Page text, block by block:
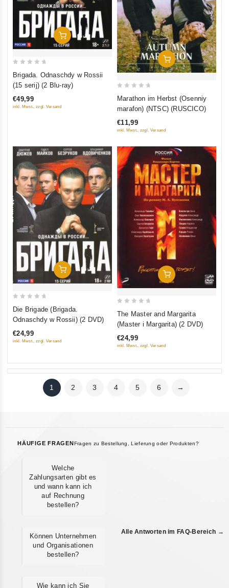
In Den Warenkorb
out
5
Brigada. Odnaschdy w Rossii
(15 serij) (2 Blu-ray)
€49,99
inkl. Mwst., zzgl. Versand
In Den Warenkorb
5
Marathon im Herbst (Osenniy
marafon) (NTSC) (RUSCICO)
€11,99
inkl. Mwst., zzgl. Versand
In Den Warenkorb
5
Die Brigade (Brigada.
Odnaschdy w Rossii) (2 DVD)
€24,99
inkl. Mwst., zzgl. Versand
In Den Warenkorb
5
The Master and Margarita
(Master i Margarita) (2 DVD)
€24,99
inkl. Mwst., zzgl. Versand
1 2 3 4 5 6 →
HÄUFIGE FRAGEN Fragen zu Bestellung, Lieferung oder Produkten?
Welche
Zahlungsarten gibt es
und wann kann ich
auf Rechnung
bestellen?
Können Unternehmen
und Organisationen
bestellen?
Wie kann ich Sie
Alle Antworten im FAQ-Bereich →